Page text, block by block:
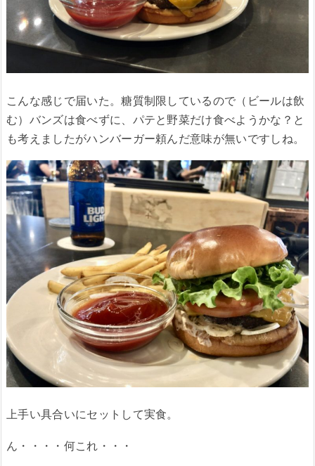
こんな感じで届いた。糖質制限しているので（ビールは飲
む）バンズは食べずに、パテと野菜だけ食べようかな？と
も考えましたがハンバーガー頼んだ意味が無いですしね。
上手い具合いにセットして実食。
ん・・・・何これ・・・